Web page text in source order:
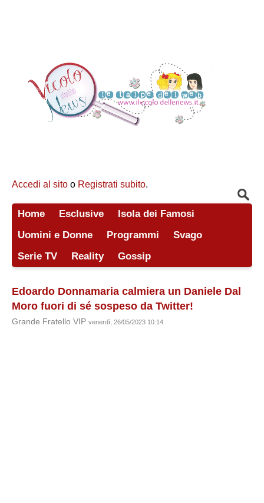
Accedi al sito o Registrati subito.
Home Esclusive
Isola dei Famosi
Uomini e Donne
Programmi
Svago
Serie TV
Reality Gossip
Edoardo Donnamaria calmiera un Daniele Dal
Moro fuori di sé sospeso da Twitter!
Grande Fratello VIP venerdì, 26/05/2023 10:14